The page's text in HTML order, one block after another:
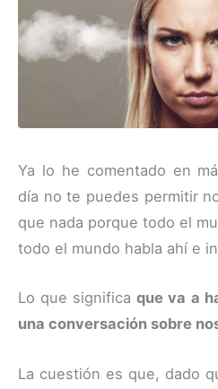
Ya lo he comentado en
día no te puedes permitir
que nada porque todo el
todo el mundo habla ahí e
Lo que significaque va a
una conversación sobre
La cuestión es que, dado